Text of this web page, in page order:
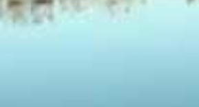
Des
authentiques. Que